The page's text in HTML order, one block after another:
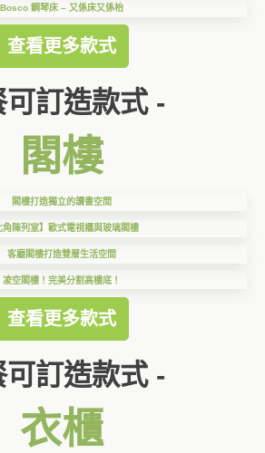
Bosco 鋼琴床 – 又係床又係枱
查看更多款式
可訂造款式 -
閣樓
閣樓打造獨立的讀書空間
角陳列室】歐式電視櫃與玻璃閣樓
客廳閣樓打造雙層生活空間
凌空閣樓！完美分割高樓底！
查看更多款式
訂造款式 -
衣櫃